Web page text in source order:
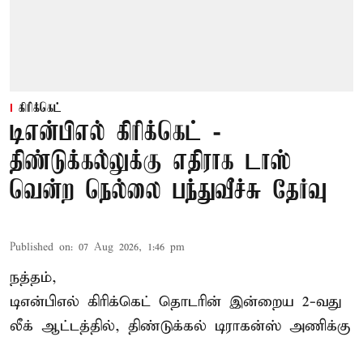
கிரிக்கெட்
டிஎன்பிஎல் கிரிக்கெட் -
திண்டுக்கல்லுக்கு எதிராக டாஸ்
வென்ற நெல்லை பந்துவீச்சு தேர்வு
Published on: 07 Aug 2026, 1:46 pm
நத்தம்,
டிஎன்பிஎல் கிரிக்கெட் தொடரின் இன்றைய 2-வது
லீக் ஆட்டத்தில், திண்டுக்கல் டிராகன்ஸ் அணிக்கு